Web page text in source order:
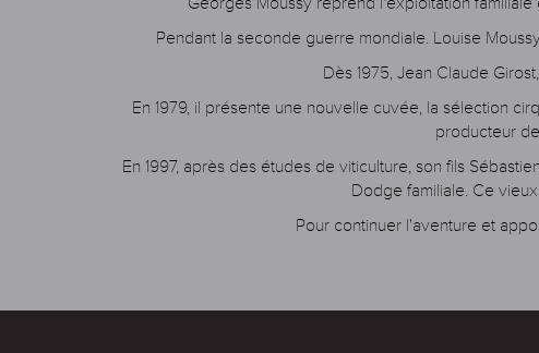
Pendant la seconde guerre mondiale. Louise
Dès 1975, Jean Claude
En 1979, il présente une nouvelle cuvée, la sélection
producteur
En 1997, après des études de viticulture, son fils
Dodge familiale. Ce
Pour continuer l'aventure et